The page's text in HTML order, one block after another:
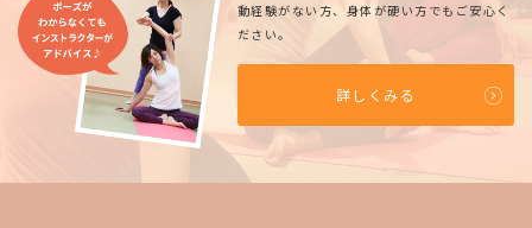
動経験がない方、身体が硬い方でもご安心く
ださい。
詳しくみる